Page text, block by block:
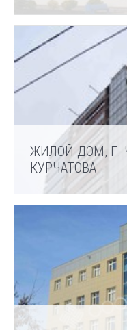
ЖИЛОЙ ДОМ, Г.
КУРЧАТОВА